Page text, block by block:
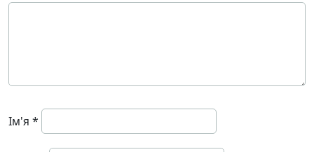
Ім'я *